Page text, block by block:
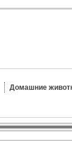
Домашние